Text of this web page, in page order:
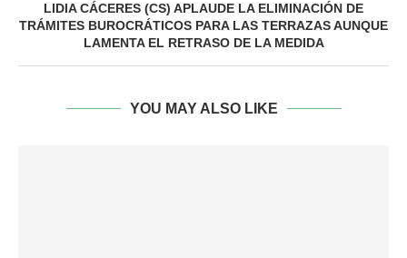
LIDIA CÁCERES (CS) APLAUDE LA ELIMINACIÓN DE
TRÁMITES BUROCRÁTICOS PARA LAS TERRAZAS AUNQUE
LAMENTA EL RETRASO DE LA MEDIDA
YOU MAY ALSO LIKE